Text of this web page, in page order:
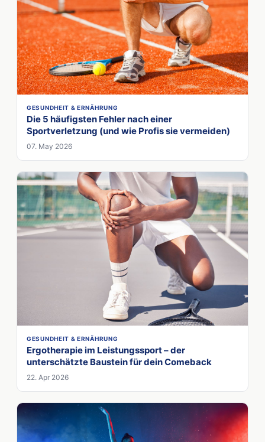
GESUNDHEIT & ERNÄHRUNG
Die 5 häufigsten Fehler nach einer
Sportverletzung (und wie Profis sie vermeiden)
07. May 2026
GESUNDHEIT & ERNÄHRUNG
Ergotherapie im Leistungssport – der
unterschätzte Baustein für dein Comeback
22. Apr 2026